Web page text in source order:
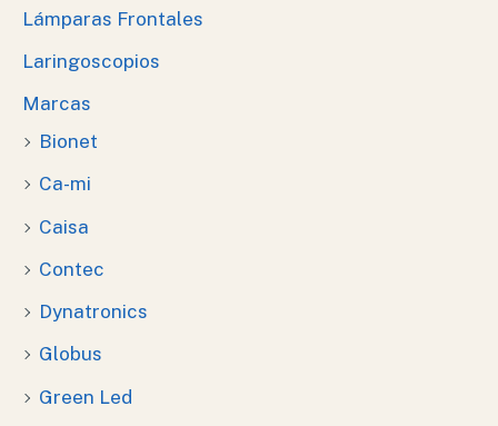
Lámparas Frontales
Laringoscopios
Marcas
Bionet
Ca-mi
Caisa
Contec
Dynatronics
Globus
Green Led